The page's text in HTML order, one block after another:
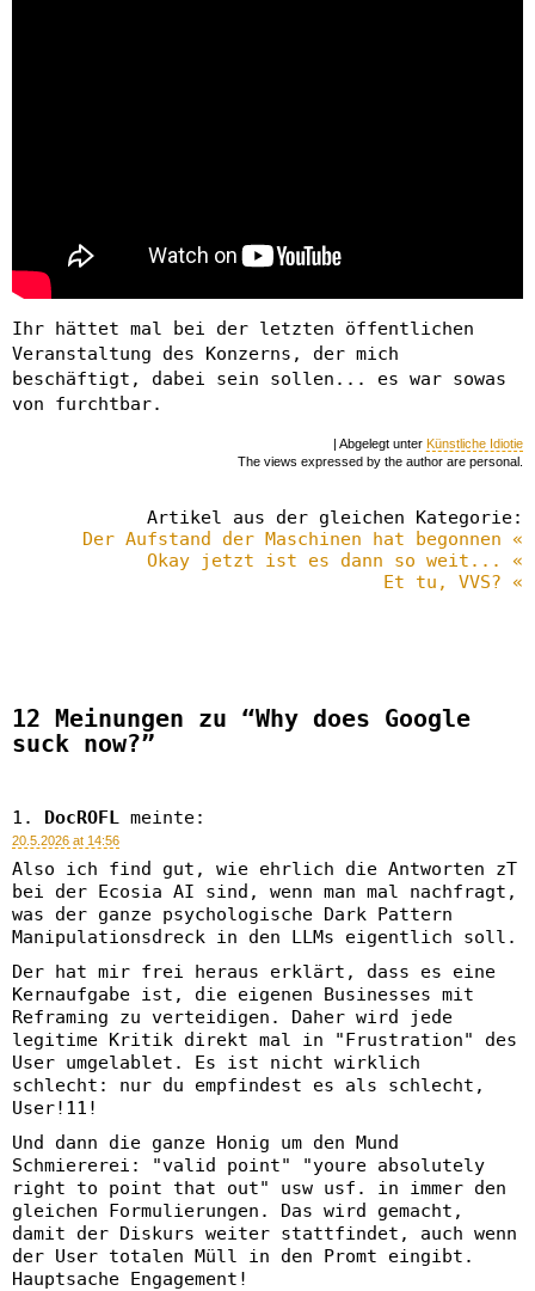
Ihr hättet mal bei der letzten öffentlichen
Veranstaltung des Konzerns, der mich
beschäftigt, dabei sein sollen... es war sowas
von furchtbar.
| Abgelegt unter Künstliche Idiotie
The views expressed by the author are personal.
Artikel aus der gleichen Kategorie:
Der Aufstand der Maschinen hat begonnen «
Okay jetzt ist es dann so weit... «
Et tu, VVS? «
12 Meinungen zu “Why does Google
suck now?”
DocROFL meinte:
20.5.2026 at 14:56
Also ich find gut, wie ehrlich die Antworten zT
bei der Ecosia AI sind, wenn man mal nachfragt,
was der ganze psychologische Dark Pattern
Manipulationsdreck in den LLMs eigentlich soll.
Der hat mir frei heraus erklärt, dass es eine
Kernaufgabe ist, die eigenen Businesses mit
Reframing zu verteidigen. Daher wird jede
legitime Kritik direkt mal in "Frustration" des
User umgelablet. Es ist nicht wirklich
schlecht: nur du empfindest es als schlecht,
User!11!
Und dann die ganze Honig um den Mund
Schmiererei: "valid point" "youre absolutely
right to point that out" usw usf. in immer den
gleichen Formulierungen. Das wird gemacht,
damit der Diskurs weiter stattfindet, auch wenn
der User totalen Müll in den Promt eingibt.
Hauptsache Engagement!